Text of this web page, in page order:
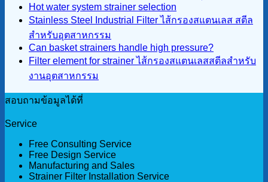
Hot water system strainer selection
Stainless Steel Industrial Filter ไส้กรองสแตนเลส สตีล
สำหรับอุตสาหกรรม
Can basket strainers handle high pressure?
Filter element for strainer ไส้กรองสแตนเลสสตีลสำหรับ
งานอุตสาหกรรม
สอบถามข้อมูลได้ที่
Service
Free Consulting Service
Free Design Service
Manufacturing and Sales
Strainer Filter Installation Service